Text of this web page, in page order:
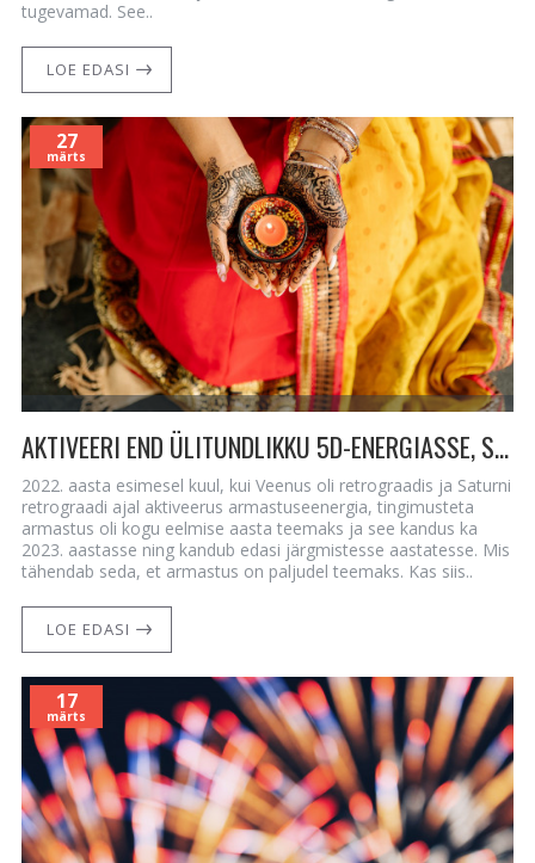
tugevamad. See..
LOE EDASI
27
märts
AKTIVEERI END ÜLITUNDLIKKU 5D-ENERGIASSE, SELLES AVANEB SINU TÄIELIK POTENTSIAAL
2022. aasta esimesel kuul, kui Veenus oli retrograadis ja Saturni
retrograadi ajal aktiveerus armastuseenergia, tingimusteta
armastus oli kogu eelmise aasta teemaks ja see kandus ka
2023. aastasse ning kandub edasi järgmistesse aastatesse. Mis
tähendab seda, et armastus on paljudel teemaks. Kas siis..
LOE EDASI
17
märts